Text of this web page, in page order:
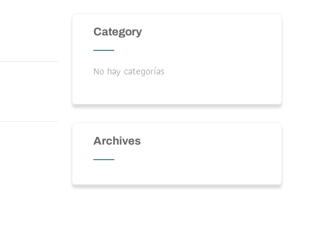
Category
No hay categorías
Archives